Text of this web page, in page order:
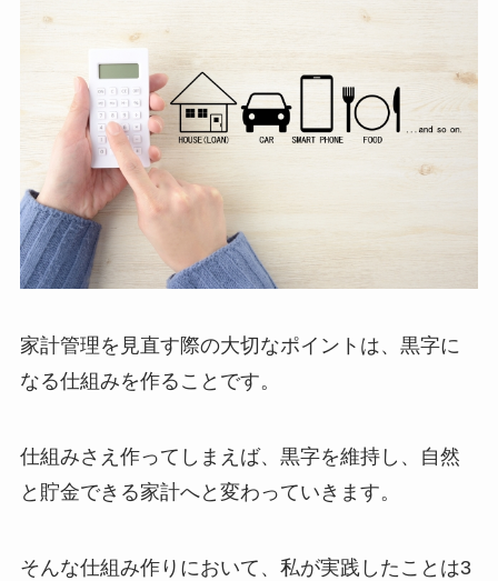
家計管理を見直す際の大切なポイントは、黒字に
なる仕組みを作ることです。
仕組みさえ作ってしまえば、黒字を維持し、自然
と貯金できる家計へと変わっていきます。
そんな仕組み作りにおいて、私が実践したことは3